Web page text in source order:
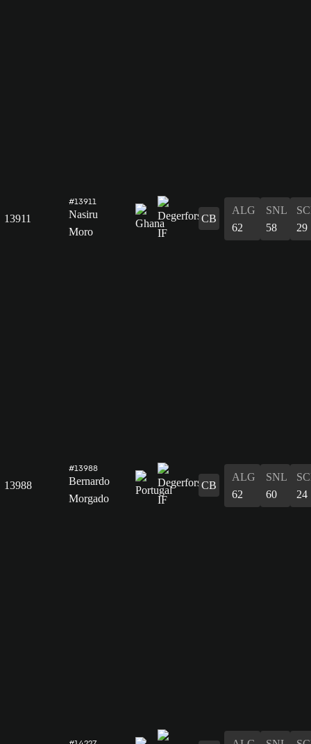
13911
#13911
Nasiru
Moro
CB
ALG
62
SNL
58
29
13988
#13988
Bernardo
Morgado
CB
ALG
62
SNL
60
24